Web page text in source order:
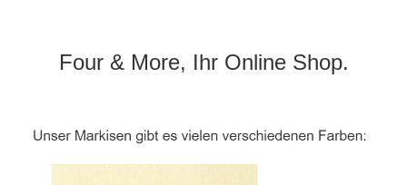
Four & More, Ihr Online Shop.